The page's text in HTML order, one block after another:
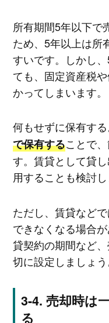
所有期間5年以下で
ため、5年以上は所
すいです。しかし
ても、固定資産税
かってしまいます。
何もせずに保有する
で保有することで
す。賃貸として貸
用することも検討し
ただし、賃貸など
できなくなる場合
貸契約の期間など
切に設定しましょう
売却時は
る